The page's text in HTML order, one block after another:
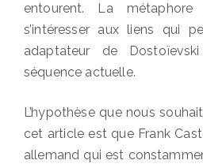
entourent. La
s’intéresser aux liens qui
adaptateur de
séquence actuelle.
L’hypothèse que nous
cet article est que Frank
allemand qui est